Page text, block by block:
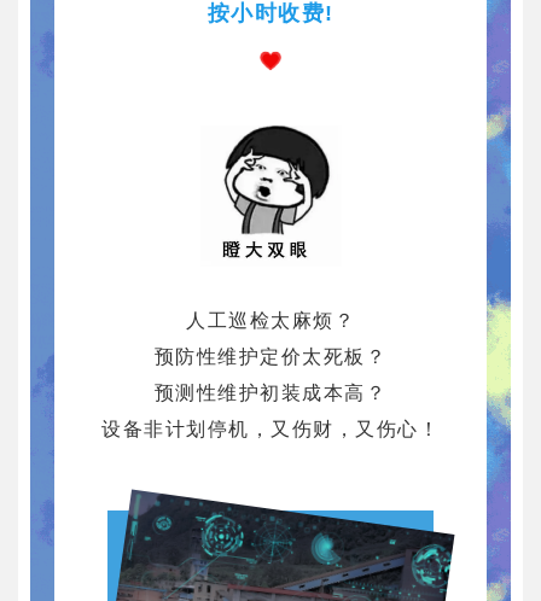
按小时收费!
人工巡检太麻烦？
预防性维护定价太死板？
预测性维护初装成本高？
设备非计划停机，又伤财，又伤心！